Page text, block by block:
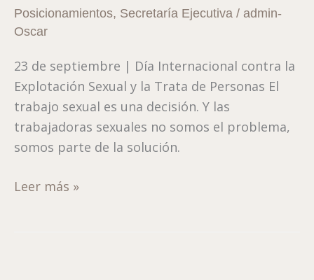
Posicionamientos, Secretaría Ejecutiva / admin-
Oscar
23 de septiembre | Día Internacional contra la
Explotación Sexual y la Trata de Personas El
trabajo sexual es una decisión. Y las
trabajadoras sexuales no somos el problema,
somos parte de la solución.
no
es
a
trata
de
personas
Leer más »